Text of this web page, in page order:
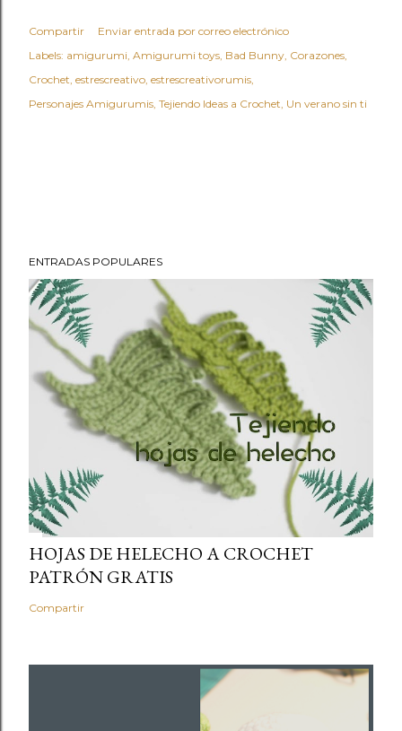
Compartir
Enviar entrada por correo electrónico
Labels: amigurumi Amigurumi toys Bad Bunny Corazones
Crochet estrescreativo estrescreativorumis
Personajes Amigurumis Tejiendo Ideas a Crochet Un verano sin ti
ENTRADAS POPULARES
HOJAS DE HELECHO A CROCHET
PATRÓN GRATIS
Compartir